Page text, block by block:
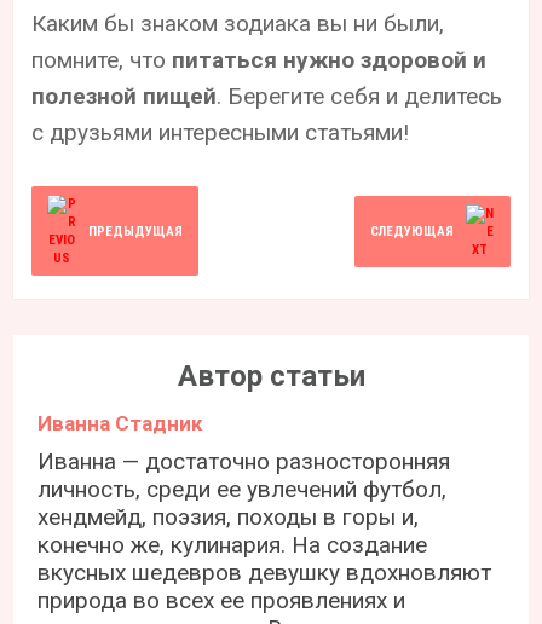
Каким бы знаком зодиака вы ни были,
помните, что питаться нужно здоровой и
полезной пищей. Берегите себя и делитесь
с друзьями интересными статьями!
ПРЕДЫДУЩАЯ СЛЕДУЮЩАЯ
Автор статьи
Иванна Стадник
Иванна — достаточно разносторонняя
личность, среди ее увлечений футбол,
хендмейд, поэзия, походы в горы и,
конечно же, кулинария. На создание
вкусных шедевров девушку вдохновляют
природа во всех ее проявлениях и